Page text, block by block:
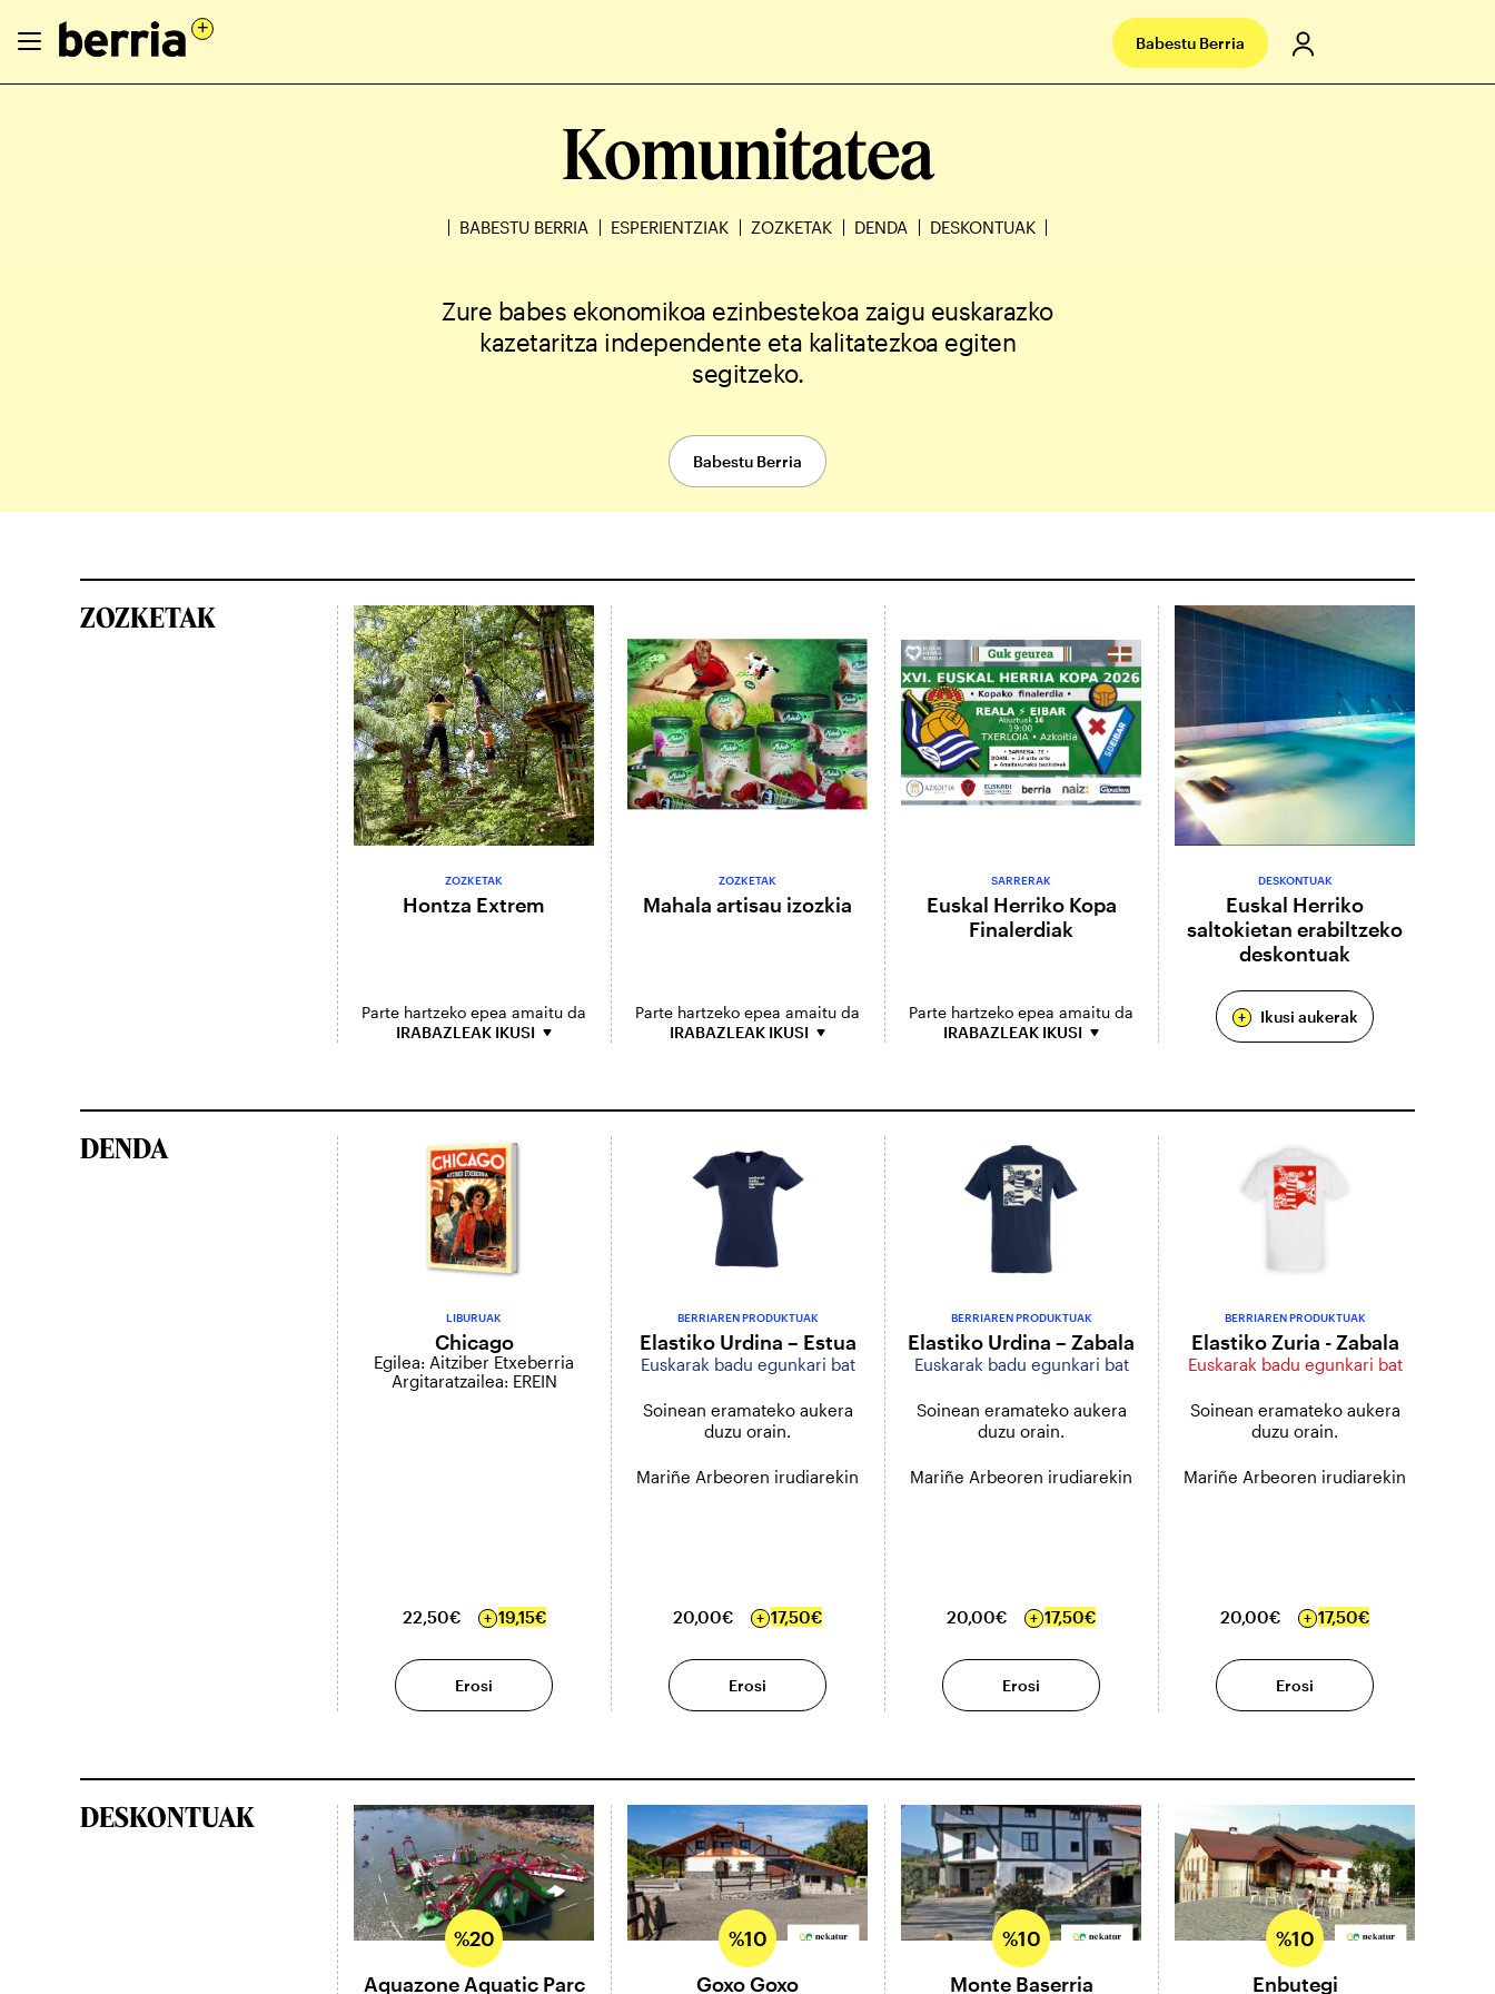
Babestu Berria
Komunitatea
BABESTU BERRIA ESPERIENTZIAK ZOZKETAK DENDA DESKONTUAK
Zure babes ekonomikoa ezinbestekoa zaigu euskarazko
kazetaritza independente eta kalitatezkoa egiten
segitzeko.
Babestu Berria
ZOZKETAK
ZOZKETAK
Hontza Extrem
Parte hartzeko epea amaitu da
IRABAZLEAK IKUSI
ZOZKETAK
Mahala artisau izozkia
Parte hartzeko epea amaitu da
IRABAZLEAK IKUSI
SARRERAK
Euskal Herriko Kopa
Finalerdiak
Parte hartzeko epea amaitu da
IRABAZLEAK IKUSI
DESKONTUAK
Euskal Herriko
saltokietan erabiltzeko
deskontuak
+ Ikusi aukerak
DENDA
LIBURUAK
Chicago
Egilea: Aitziber Etxeberria
Argitaratzailea: EREIN
22,50€ 19,15€
Erosi
BERRIAREN PRODUKTUAK
Elastiko Urdina – Estua
Euskarak badu egunkari bat
Soinean eramateko aukera
duzu orain.
Mariñe Arbeoren irudiarekin
20,00€ 17,50€
Erosi
BERRIAREN PRODUKTUAK
Elastiko Urdina – Zabala
Euskarak badu egunkari bat
Soinean eramateko aukera
duzu orain.
Mariñe Arbeoren irudiarekin
20,00€ 17,50€
Erosi
BERRIAREN PRODUKTUAK
Elastiko Zuria - Zabala
Euskarak badu egunkari bat
Soinean eramateko aukera
duzu orain.
Mariñe Arbeoren irudiarekin
20,00€ 17,50€
Erosi
DESKONTUAK
%20
Aquazone Aquatic Parc
%10
Goxo Goxo
%10
Monte Baserria
%10
Enbutegi